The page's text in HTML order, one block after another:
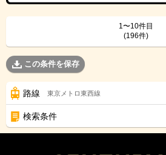
1〜10件目
(196件)
この条件を保存
路線 東京メトロ東西線
検索条件